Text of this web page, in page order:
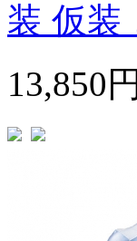
装 仮装
13,850円